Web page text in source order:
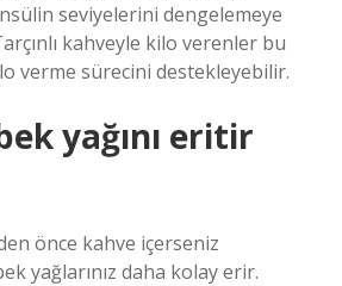
seviyelerini dengelemeye
kahveyle kilo verenler bu
verme sürecini destekleyebilir.
yağını eritir
önce kahve içerseniz
yağlarınız daha kolay erir.